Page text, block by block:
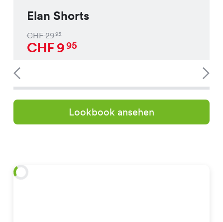
Elan Shorts
CHF2995
CHF995
Lookbook ansehen